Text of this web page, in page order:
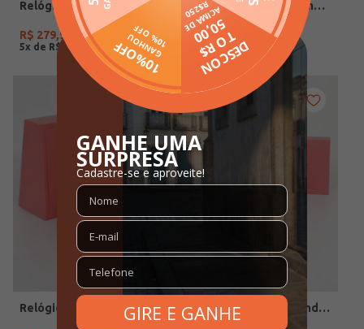
R$ 279,90
5x de R$ 55 98
Relógio Condor Feminino DOURADO
R$329,90
x deR$ 65,98
Relógio Condor Feminino DOURADO Relógio+Acessório Condor Feminino PRATA